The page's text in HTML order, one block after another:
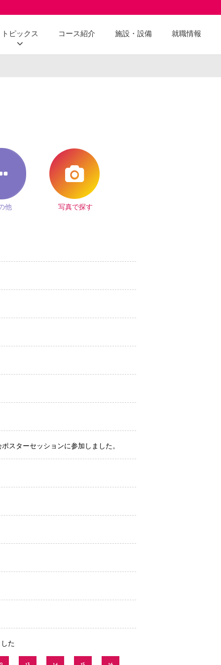
トピックス コース紹介 施設・設備 就職情報
他 写真で探す
スターセッションに参加しました。
た